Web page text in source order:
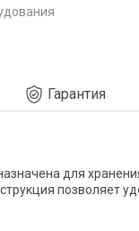
Гарантия
для
позволяет